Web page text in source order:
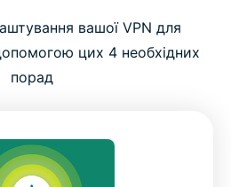
вашої VPN для
цих 4 необхідних
порад